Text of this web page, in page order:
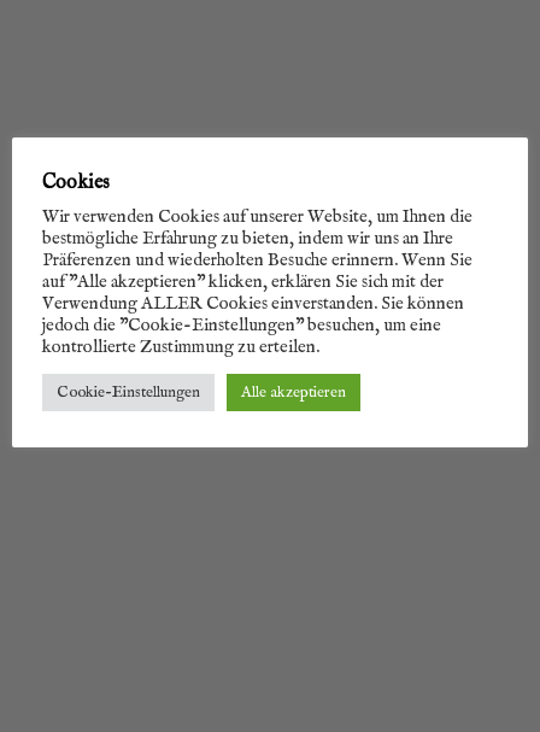
Cookies
Wir verwenden Cookies auf unserer Website, um Ihnen die
bestmögliche Erfahrung zu bieten, indem wir uns an Ihre
Präferenzen und wiederholten Besuche erinnern. Wenn Sie
auf "Alle akzeptieren" klicken, erklären Sie sich mit der
Verwendung ALLER Cookies einverstanden. Sie können
jedoch die "Cookie-Einstellungen" besuchen, um eine
kontrollierte Zustimmung zu erteilen.
Cookie-Einstellungen Alle akzeptieren